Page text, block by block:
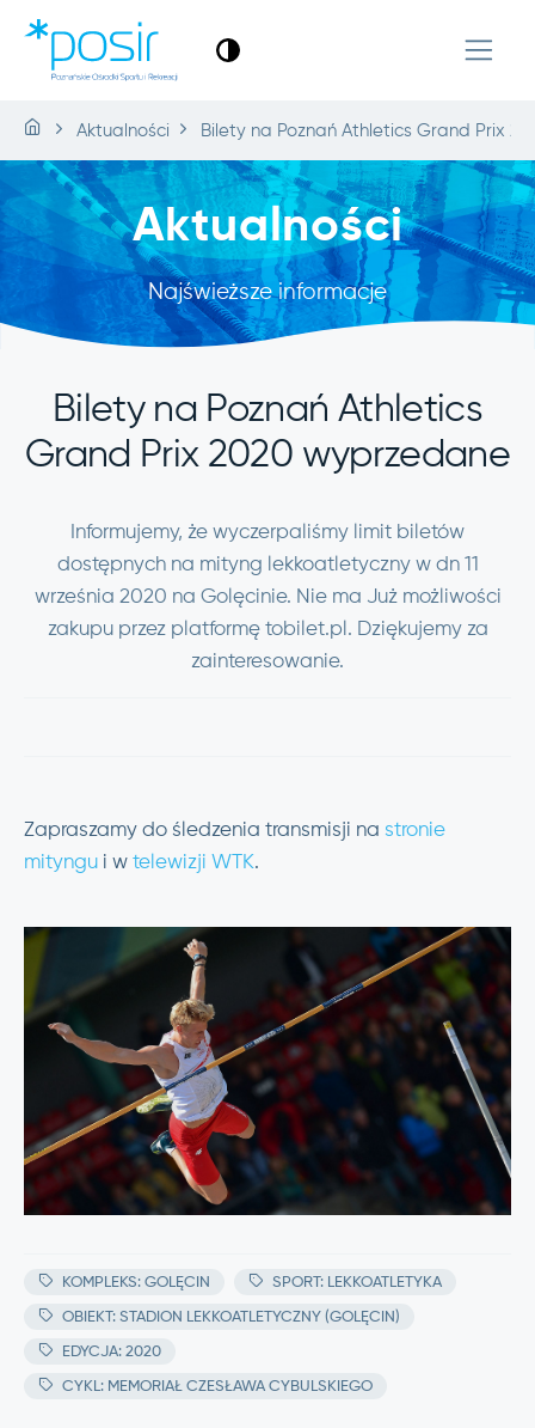
Aktualności Bilety na Poznań Athletics Grand Prix
Aktualności
Najświeższe informacje
Bilety na Poznań Athletics
Grand Prix 2020 wyprzedane
Informujemy, że wyczerpaliśmy limit biletów
dostępnych na mityng lekkoatletyczny w dn 11
września 2020 na Golęcinie. Nie ma Już możliwości
zakupu przez platformę tobilet.pl. Dziękujemy za
zainteresowanie.
Zapraszamy do śledzenia transmisji na stronie
mityngu i w telewizji WTK.
KOMPLEKS: GOLĘCIN SPORT: LEKKOATLETYKA
OBIEKT: STADION LEKKOATLETYCZNY (GOLĘCIN)
EDYCJA: 2020
CYKL: MEMORIAŁ CZESŁAWA CYBULSKIEGO